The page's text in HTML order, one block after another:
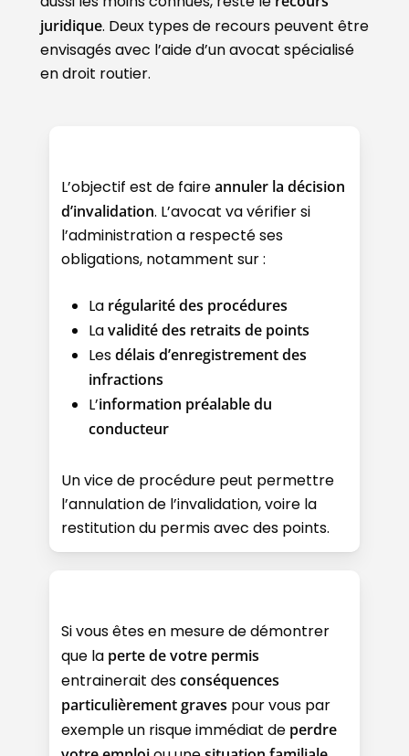
juridique. Deux types de recours peuvent être
envisagés avec l’aide d’un avocat spécialisé
en droit routier.
L’objectif est de faireannuler la décision
d’invalidation. L’avocat va vérifier si
l’administration a respecté ses
obligations, notamment sur :
La régularité des procédures
Lavalidité des retraits de points
Lesdélais d’enregistrement des
infractions
L’information préalable du
conducteur
Un vice de procédure peut permettre
l’annulation de l’invalidation, voire la
restitution du permis avec des points.
Si vous êtes en mesure de démontrer
que la perte de votre permis
entrainerait desconséquences
particulièrement graves pour vous par
exemple un risque immédiat de perdre